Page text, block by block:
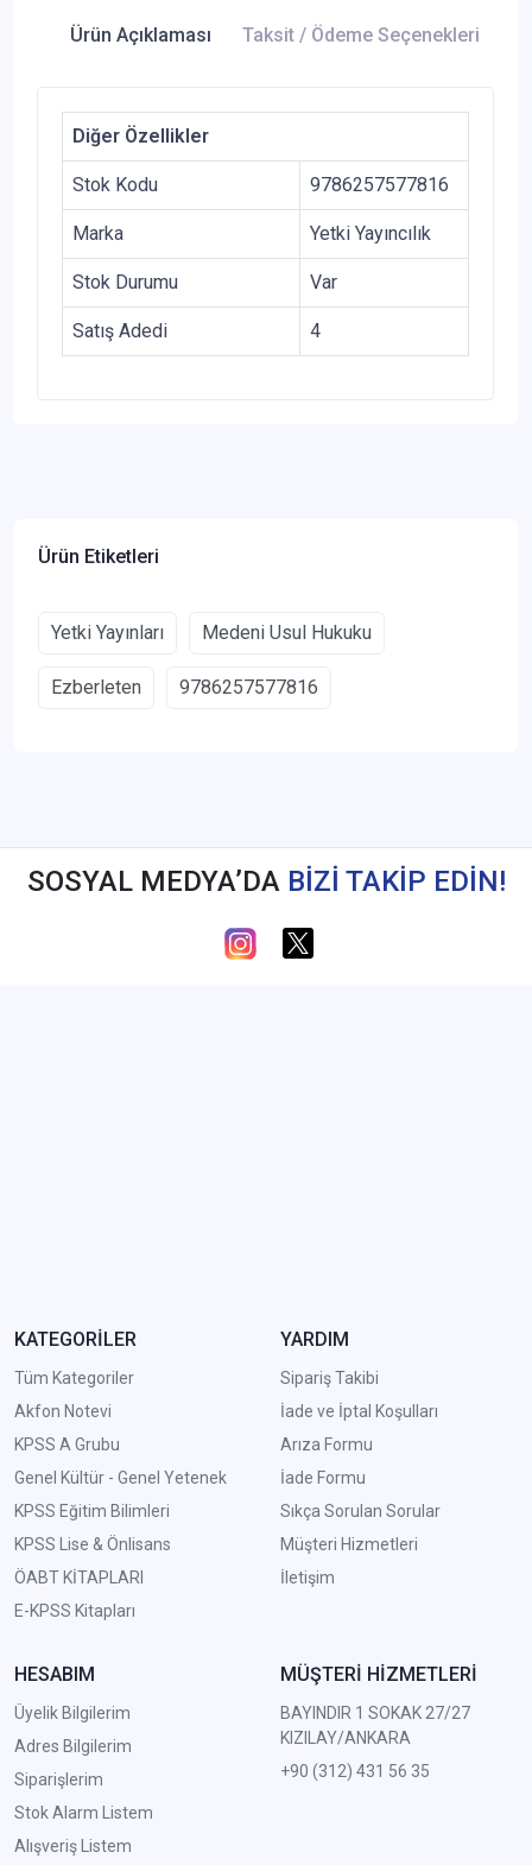
Ürün Açıklaması Taksit / Ödeme Seçenekleri
Diğer Özellikler
Stok Kodu 9786257577816
Marka Yetki Yayıncılık
Stok Durumu Var
Satış Adedi 4
Ürün Etiketleri
Yetki Yayınları Medeni Usul Hukuku
Ezberleten 9786257577816
SOSYAL MEDYA’DA BİZİ TAKİP EDİN!
KATEGORİLER
Tüm Kategoriler
Akfon Notevi
KPSS A Grubu
Genel Kültür - Genel Yetenek
KPSS Eğitim Bilimleri
KPSS Lise & Önlisans
ÖABT KİTAPLARI
E-KPSS Kitapları
YARDIM
Sipariş Takibi
İade ve İptal Koşulları
Arıza Formu
İade Formu
Sıkça Sorulan Sorular
Müşteri Hizmetleri
İletişim
HESABIM
Üyelik Bilgilerim
Adres Bilgilerim
Siparişlerim
Stok Alarm Listem
Alışveriş Listem
MÜŞTERİ HİZMETLERİ
BAYINDIR 1 SOKAK 27/27
KIZILAY/ANKARA
+90 (312) 431 56 35